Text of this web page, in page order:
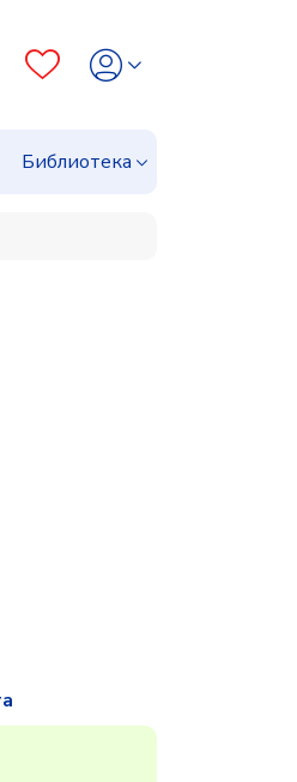
Библиотека